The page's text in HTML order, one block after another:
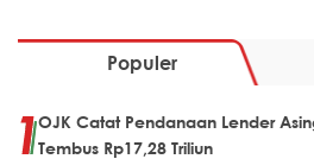
Populer
OJK Catat Pendanaan Lender
Tembus Rp17,28 Triliun